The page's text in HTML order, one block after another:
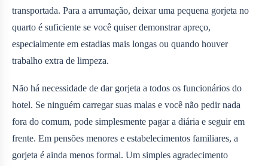
transportada. Para a arrumação, deixar uma pequena gorjeta no
quarto é suficiente se você quiser demonstrar apreço,
especialmente em estadias mais longas ou quando houver
trabalho extra de limpeza.
Não há necessidade de dar gorjeta a todos os funcionários do
hotel. Se ninguém carregar suas malas e você não pedir nada
fora do comum, pode simplesmente pagar a diária e seguir em
frente. Em pensões menores e estabelecimentos familiares, a
gorjeta é ainda menos formal. Um simples agradecimento